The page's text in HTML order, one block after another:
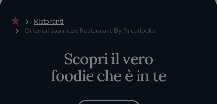
Home
Ristoranti
Oriental Japanese Restaurant By Areadocks
Scopri il vero
foodie che è in te